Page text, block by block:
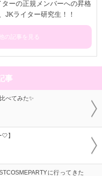
ターの正規メンバーへの昇格
JKライター研究生！！
の記事を見る
事
べてみた✨
】
に行ってきた